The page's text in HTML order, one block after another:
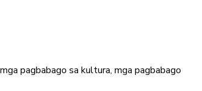
pagbabago sa kultura, mga pagbabago